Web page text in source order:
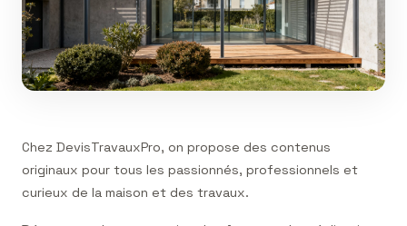
Chez DevisTravauxPro, on propose des contenus
originaux pour tous les passionnés, professionnels et
curieux de la maison et des travaux.